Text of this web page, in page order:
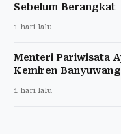
Sebelum Berangkat
1 hari lalu
Menteri Pariwisata
Kemiren
1 hari lalu